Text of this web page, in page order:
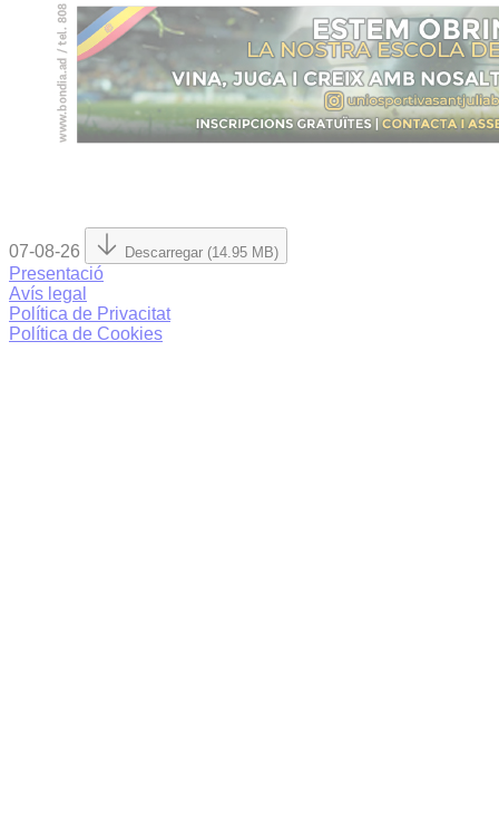
07-08-26 Descarregar (14.95 MB)
Presentació
Avís legal
Política de Privacitat
Política de Cookies